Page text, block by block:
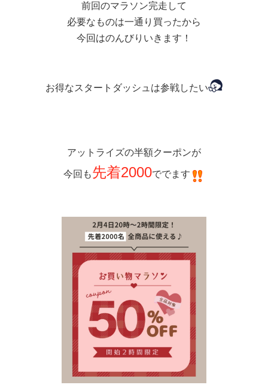
前回のマラソン完走して
必要なものは一通り買ったから
今回はのんびりいきます！
お得なスタートダッシュは参戦したい
アットライズの半額クーポンが
今回も先着2000ででます